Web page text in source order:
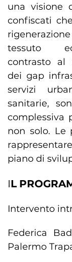
una visione
confiscati
tessuto
contrasto al
dei gap
servizi
sanitarie,
complessiva
non solo. Le
piano di
IL
Intervento
Federica
Palermo